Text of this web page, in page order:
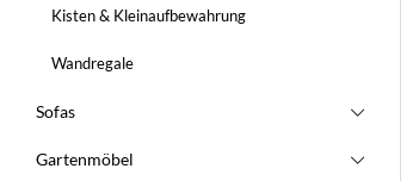
Kisten & Kleinaufbewahrung
Wandregale
Sofas
Gartenmöbel